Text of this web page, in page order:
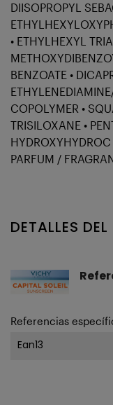
DIISOPROPYL
• ETHYLHEXYL
BENZOATE •
COPOLYMER •
TRISILOXANE •
PARFUM /
DETALLES
Referencias
Ean13